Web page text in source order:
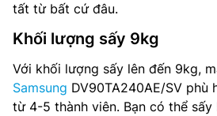
tất từ bất cứ đâu.
Khối lượng sấy 9kg
Với khối lượng sấy lên đến 9kg,
Samsung DV90TA240AE/SV
từ 4-5 thành viên. Bạn có thể